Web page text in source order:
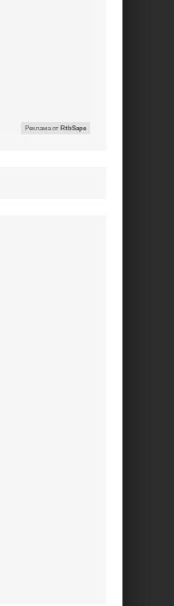
Реклама от RtbSape